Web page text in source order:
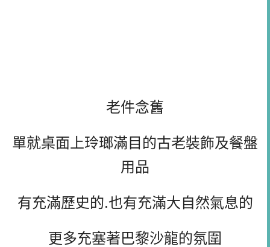
老件念舊
單就桌面上玲瑯滿目的古老裝飾及餐盤
用品
有充滿歷史的.也有充滿大自然氣息的
更多充塞著巴黎沙龍的氛圍